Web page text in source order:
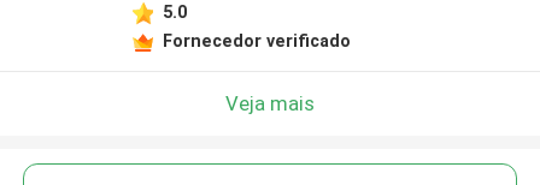
5.0
Fornecedor verificado
Veja mais